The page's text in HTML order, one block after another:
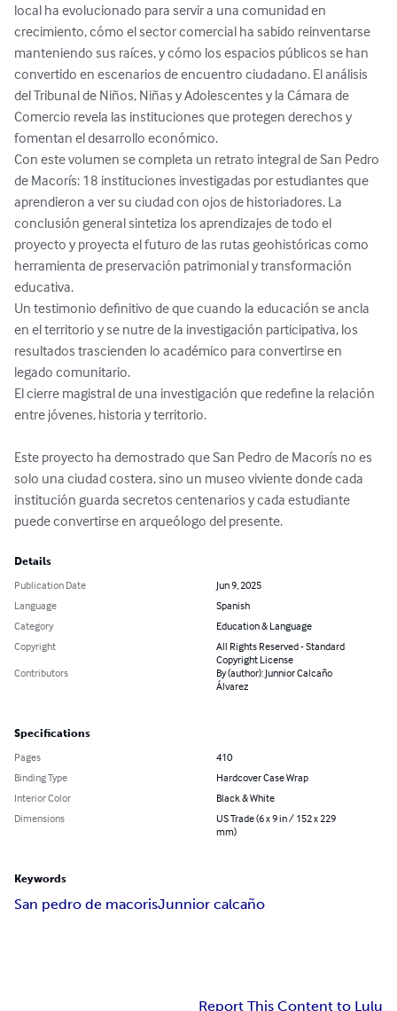
local ha evolucionado para servir a una comunidad en
crecimiento, cómo el sector comercial ha sabido reinventarse
manteniendo sus raíces, y cómo los espacios públicos se han
convertido en escenarios de encuentro ciudadano. El análisis
del Tribunal de Niños, Niñas y Adolescentes y la Cámara de
Comercio revela las instituciones que protegen derechos y
fomentan el desarrollo económico.
Con este volumen se completa un retrato integral de San Pedro
de Macorís: 18 instituciones investigadas por estudiantes que
aprendieron a ver su ciudad con ojos de historiadores. La
conclusión general sintetiza los aprendizajes de todo el
proyecto y proyecta el futuro de las rutas geohistóricas como
herramienta de preservación patrimonial y transformación
educativa.
Un testimonio definitivo de que cuando la educación se ancla
en el territorio y se nutre de la investigación participativa, los
resultados trascienden lo académico para convertirse en
legado comunitario.
El cierre magistral de una investigación que redefine la relación
entre jóvenes, historia y territorio.
Este proyecto ha demostrado que San Pedro de Macorís no es
solo una ciudad costera, sino un museo viviente donde cada
institución guarda secretos centenarios y cada estudiante
puede convertirse en arqueólogo del presente.
Details
Publication Date
Jun 9, 2025
Language
Spanish
Category
Education & Language
Copyright
All Rights Reserved - Standard
Copyright License
Contributors
By (author): Junnior Calcaño
Álvarez
Specifications
Pages
410
Binding Type
Hardcover Case Wrap
Interior Color
Black & White
Dimensions
US Trade (6 x 9 in / 152 x 229
mm)
Keywords
San pedro de macorisJunnior calcaño
Report This Content to Lulu